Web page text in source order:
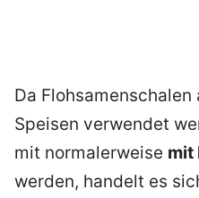
Da
Speisen verwendet
mit normalerweise mit
werden, handelt es